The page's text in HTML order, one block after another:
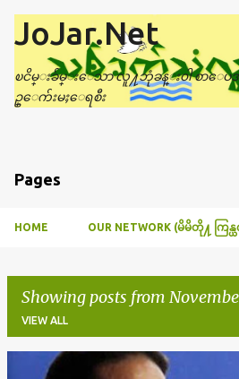
Skip to main
JoJar.Net
ၿငိမ္းခ်မ္းေသာ လူ႔ဘုံခန္း၀ါ စာေ
ဥ္ေက်းမႈေရစီး
Pages
HOME OUR NETWORK (မိမိတို႔ ကြန္
Showing posts from
VIEW ALL